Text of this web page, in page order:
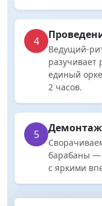
4
Ведущий-
разучивает
единый
2 часов.
5 Демонтаж
барабаны —
с яркими